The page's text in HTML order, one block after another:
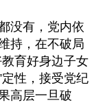
没有，党内依
持，在不破局
育好身边子女
性，接受党纪
高层一旦破